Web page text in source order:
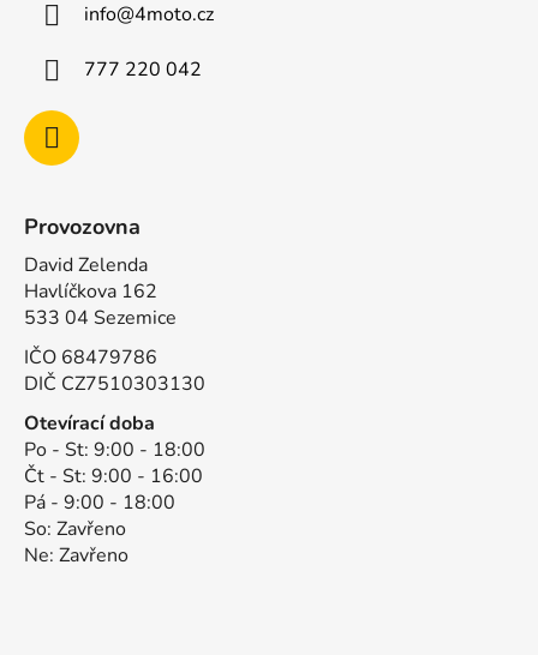
info@4moto.cz
777 220 042
Provozovna
David Zelenda
Havlíčkova 162
533 04 Sezemice
IČO 68479786
DIČ CZ7510303130
Otevírací doba
Po - St: 9:00 - 18:00
Čt - St: 9:00 - 16:00
Pá - 9:00 - 18:00
So: Zavřeno
Ne: Zavřeno